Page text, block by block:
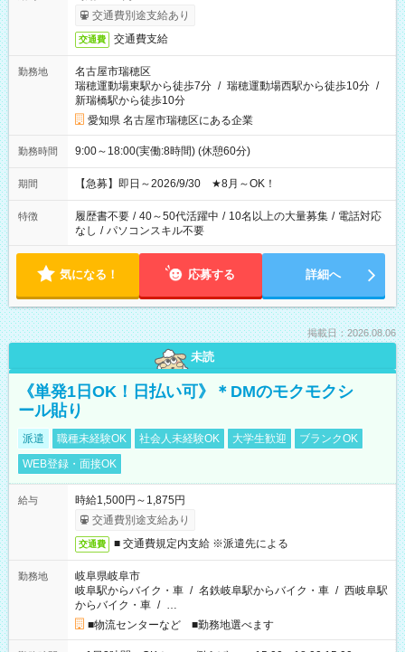
交通費別途支給あり
交通費 交通費支給
勤務地
名古屋市瑞穂区
瑞穂運動場東駅から徒歩7分 / 瑞穂運動場西駅から徒歩10分 /
新瑞橋駅から徒歩10分
愛知県 名古屋市瑞穂区にある企業
勤務時間 9:00～18:00(実働:8時間) (休憩60分)
期間 【急募】即日～2026/9/30 ★8月～OK！
特徴 履歴書不要 / 40～50代活躍中 / 10名以上の大量募集 / 電話対応
なし / パソコンスキル不要
気になる！ 応募する 詳細へ
掲載日：2026.08.06
未読
《単発1日OK！日払い可》＊DMのモクモクシ
ール貼り
派遣 職種未経験OK 社会人未経験OK 大学生歓迎
ブランクOK
WEB登録・面接OK
給与
時給1,500円～1,875円
交通費別途支給あり
交通費 ■ 交通費規定内支給 ※派遣先による
勤務地
岐阜県岐阜市
岐阜駅からバイク・車 / 名鉄岐阜駅からバイク・車 / 西岐阜駅
からバイク・車 / …
■物流センターなど ■勤務地選べます